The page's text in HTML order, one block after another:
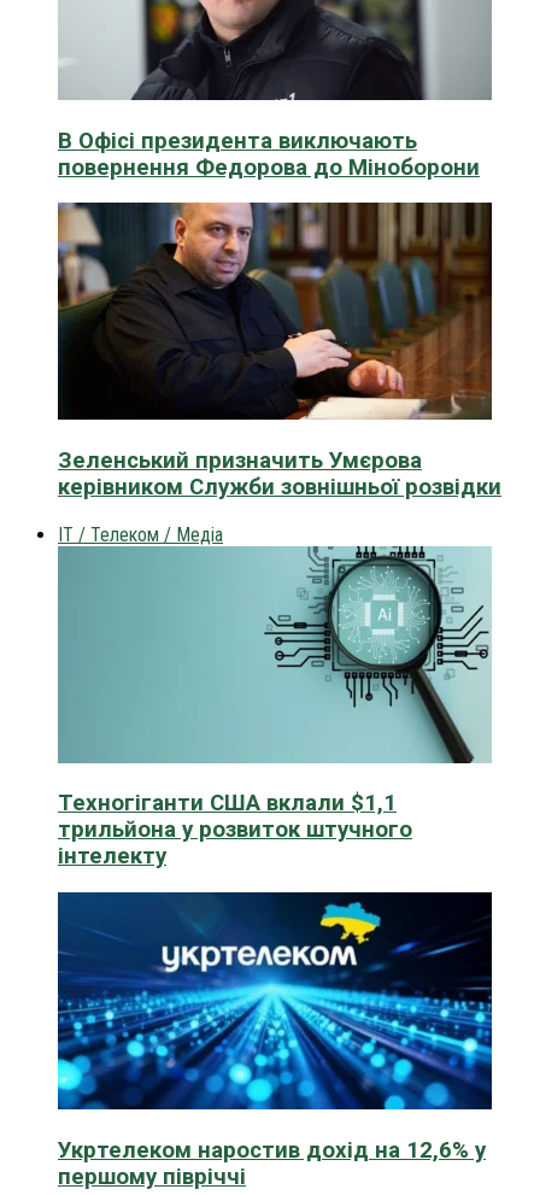
В Офісі президента виключають
повернення Федорова до Міноборони
Зеленський призначить Умєрова
керівником Служби зовнішньої розвідки
IT / Телеком / Медіа
Техногіганти США вклали $1,1
трильйона у розвиток штучного
інтелекту
Укртелеком наростив дохід на 12,6% у
першому півріччі